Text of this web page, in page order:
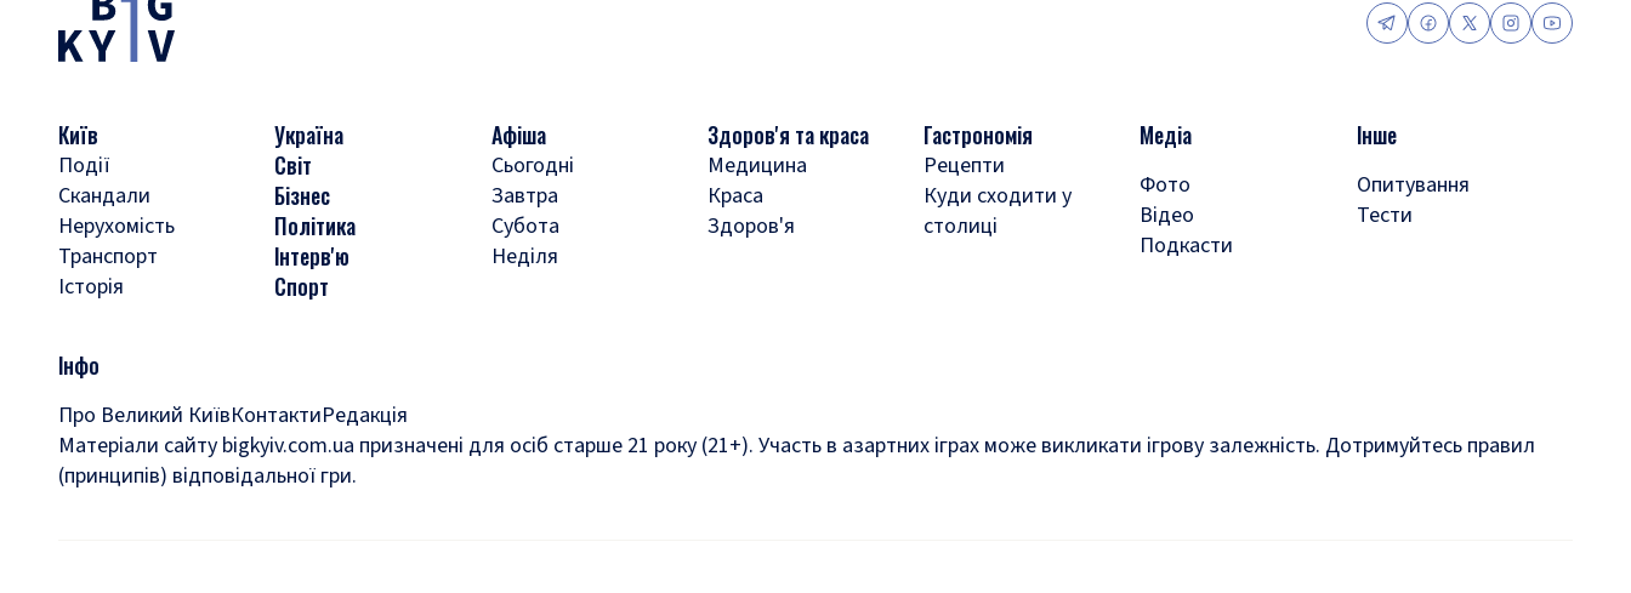
Київ
Події
Скандали
Нерухомість
Транспорт
Історія
Україна
Світ
Бізнес
Політика
Інтерв'ю
Спорт
Афіша
Сьогодні
Завтра
Субота
Неділя
Здоров'я та краса
Медицина
Краса
Здоров'я
Гастрономія
Рецепти
Куди сходити у
столиці
Медіа
Фото
Відео
Подкасти
Інше
Опитування
Тести
Інфо
Про Великий КиївКонтактиРедакція
Матеріали сайту bigkyiv.com.ua призначені для осіб старше 21 року (21+). Участь в азартних іграх може викликати ігрову залежність. Дотримуйтесь правил
(принципів) відповідальної гри.